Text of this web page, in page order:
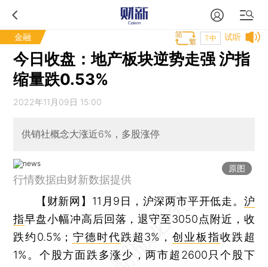
金融 试听
T中
今日收盘：地产板块逆势走强 沪指
缩量跌0.53%
2022年11月09日 15:00
供销社概念大涨近6%，多股涨停
原图
行情数据由财新数据提供
【财新网】 11月9日，沪深两市平开低走。 沪
指早盘小幅冲高后回落，退守至3050点附近，收
跌约0.5%； 宁德时代跌超3%，创业板指收跌超
1%。个股方面跌多涨少，两市超2600只个股下